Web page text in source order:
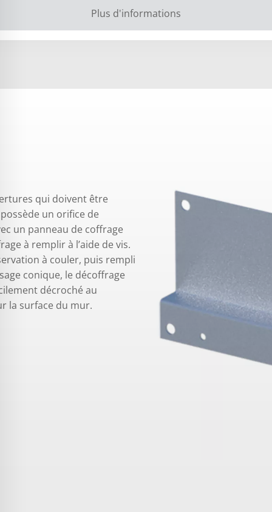
Plus d'informations
qui doivent être
un orifice de
un panneau de coffrage
à remplir à l’aide de vis.
à couler, puis rempli
conique, le décoffrage
décroché au
la surface du mur.